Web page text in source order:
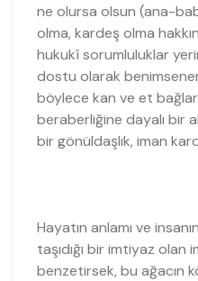
ne olursa olsun (ana-
olma, kardeş olma
hukukî sorumluluklar
dostu olarak
böylece kan ve et
beraberliğine dayalı bir
bir gönüldaşlık, iman
Hayatın anlamı ve
taşıdığı bir imtiyaz olan
benzetirsek, bu ağacın